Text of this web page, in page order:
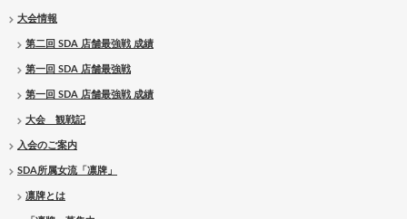
大会情報
第二回 SDA 店舗最強戦 成績
第一回 SDA 店舗最強戦
第一回 SDA 店舗最強戦 成績
大会 観戦記
入会のご案内
SDA所属女流「凛牌」
凛牌とは